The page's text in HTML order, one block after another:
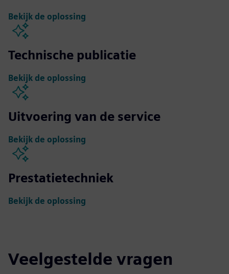
Bekijk de oplossing
Technische publicatie
Bekijk de oplossing
Uitvoering van de service
Bekijk de oplossing
Prestatietechniek
Bekijk de oplossing
Veelgestelde vragen